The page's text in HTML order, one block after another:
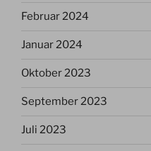
Februar 2024
Januar 2024
Oktober 2023
September 2023
Juli 2023